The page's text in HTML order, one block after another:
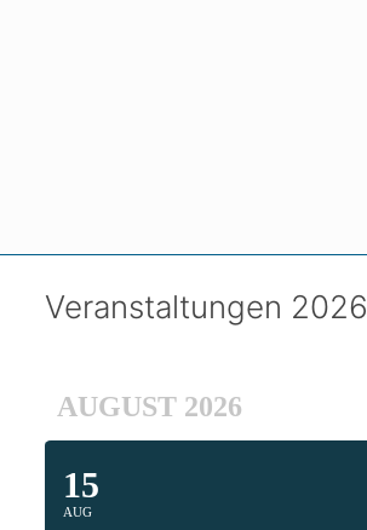
Veranstaltungen 2026
AUGUST 2026
15
AUG